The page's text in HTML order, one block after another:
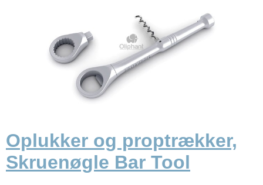
Oplukker og proptrækker,
Skruenøgle Bar Tool